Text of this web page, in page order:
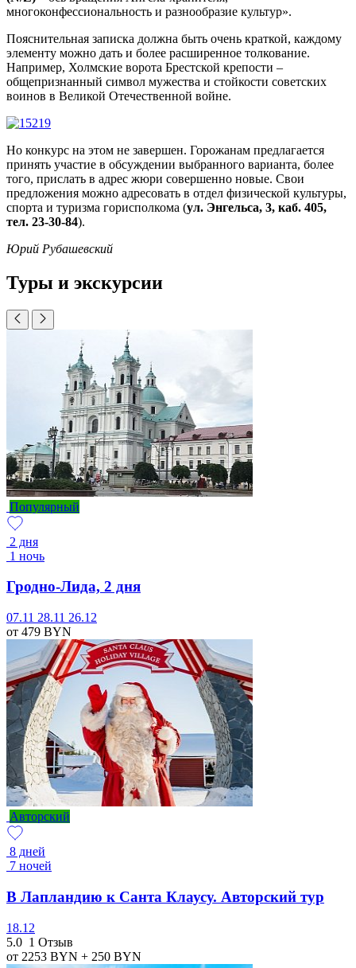
многоконфессиональность и разнообразие культур».
Пояснительная записка должна быть очень краткой, каждому
элементу можно дать и более расширенное толкование.
Например, Холмские ворота Брестской крепости –
общепризнанный символ мужества и стойкости советских
воинов в Великой Отечественной войне.
Но конкурс на этом не завершен. Горожанам предлагается
принять участие в обсуждении выбранного варианта, более
того, прислать в адрес жюри совершенно новые. Свои
предложения можно адресовать в отдел физической культуры,
спорта и туризма горисполкома (ул. Энгельса, 3, каб. 405,
тел. 23-30-84).
Юрий Рубашевский
Туры и экскурсии
Популярный
2 дня
1 ночь
Гродно-Лида, 2 дня
07.11 28.11 26.12
от 479 BYN
Авторский
8 дней
7 ночей
В Лапландию к Санта Клаусу. Авторский тур
18.12
5.0 1 Отзыв
от 2253 BYN + 250 BYN